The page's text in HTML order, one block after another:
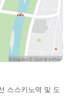
스스키노역 및 도